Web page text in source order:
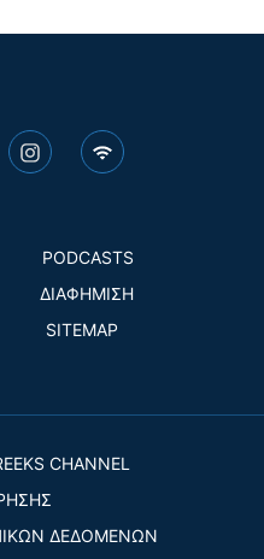
PODCASTS
ΔΙΑΦΗΜΙΣΗ
SITEMAP
CHANNEL
ΔΕΔΟΜΕΝΩΝ